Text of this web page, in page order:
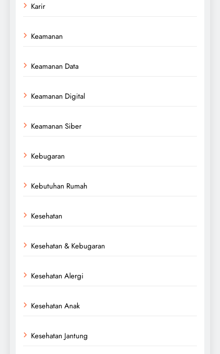
Karir
Keamanan
Keamanan Data
Keamanan Digital
Keamanan Siber
Kebugaran
Kebutuhan Rumah
Kesehatan
Kesehatan & Kebugaran
Kesehatan Alergi
Kesehatan Anak
Kesehatan Jantung